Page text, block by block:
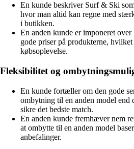
En kunde beskriver Surf & Ski
hvor man altid kan regne med
i butikken.
En anden kunde er imponeret
gode priser på produkterne,
købsoplevelse.
Fleksibilitet og
En kunde fortæller om den gode
ombytning til en anden model end
sikre det bedste match.
En anden kunde fremhæver nem
at ombytte til en anden model
anbefalinger.